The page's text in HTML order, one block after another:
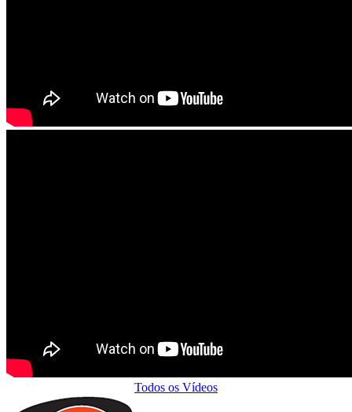
Todos os Vídeos